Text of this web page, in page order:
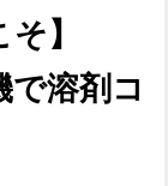
】
で溶剤コ